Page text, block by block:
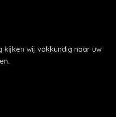
wij vakkundig naar uw